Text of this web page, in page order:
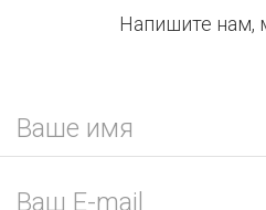
Напишите нам,